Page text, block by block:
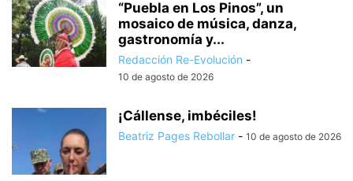
“Puebla en Los Pinos”, un
mosaico de música, danza,
gastronomía y...
Redacción Re-Evolución -
10 de agosto de 2026
¡Cállense, imbéciles!
Beatriz Pages Rebollar - 10 de agosto de 2026